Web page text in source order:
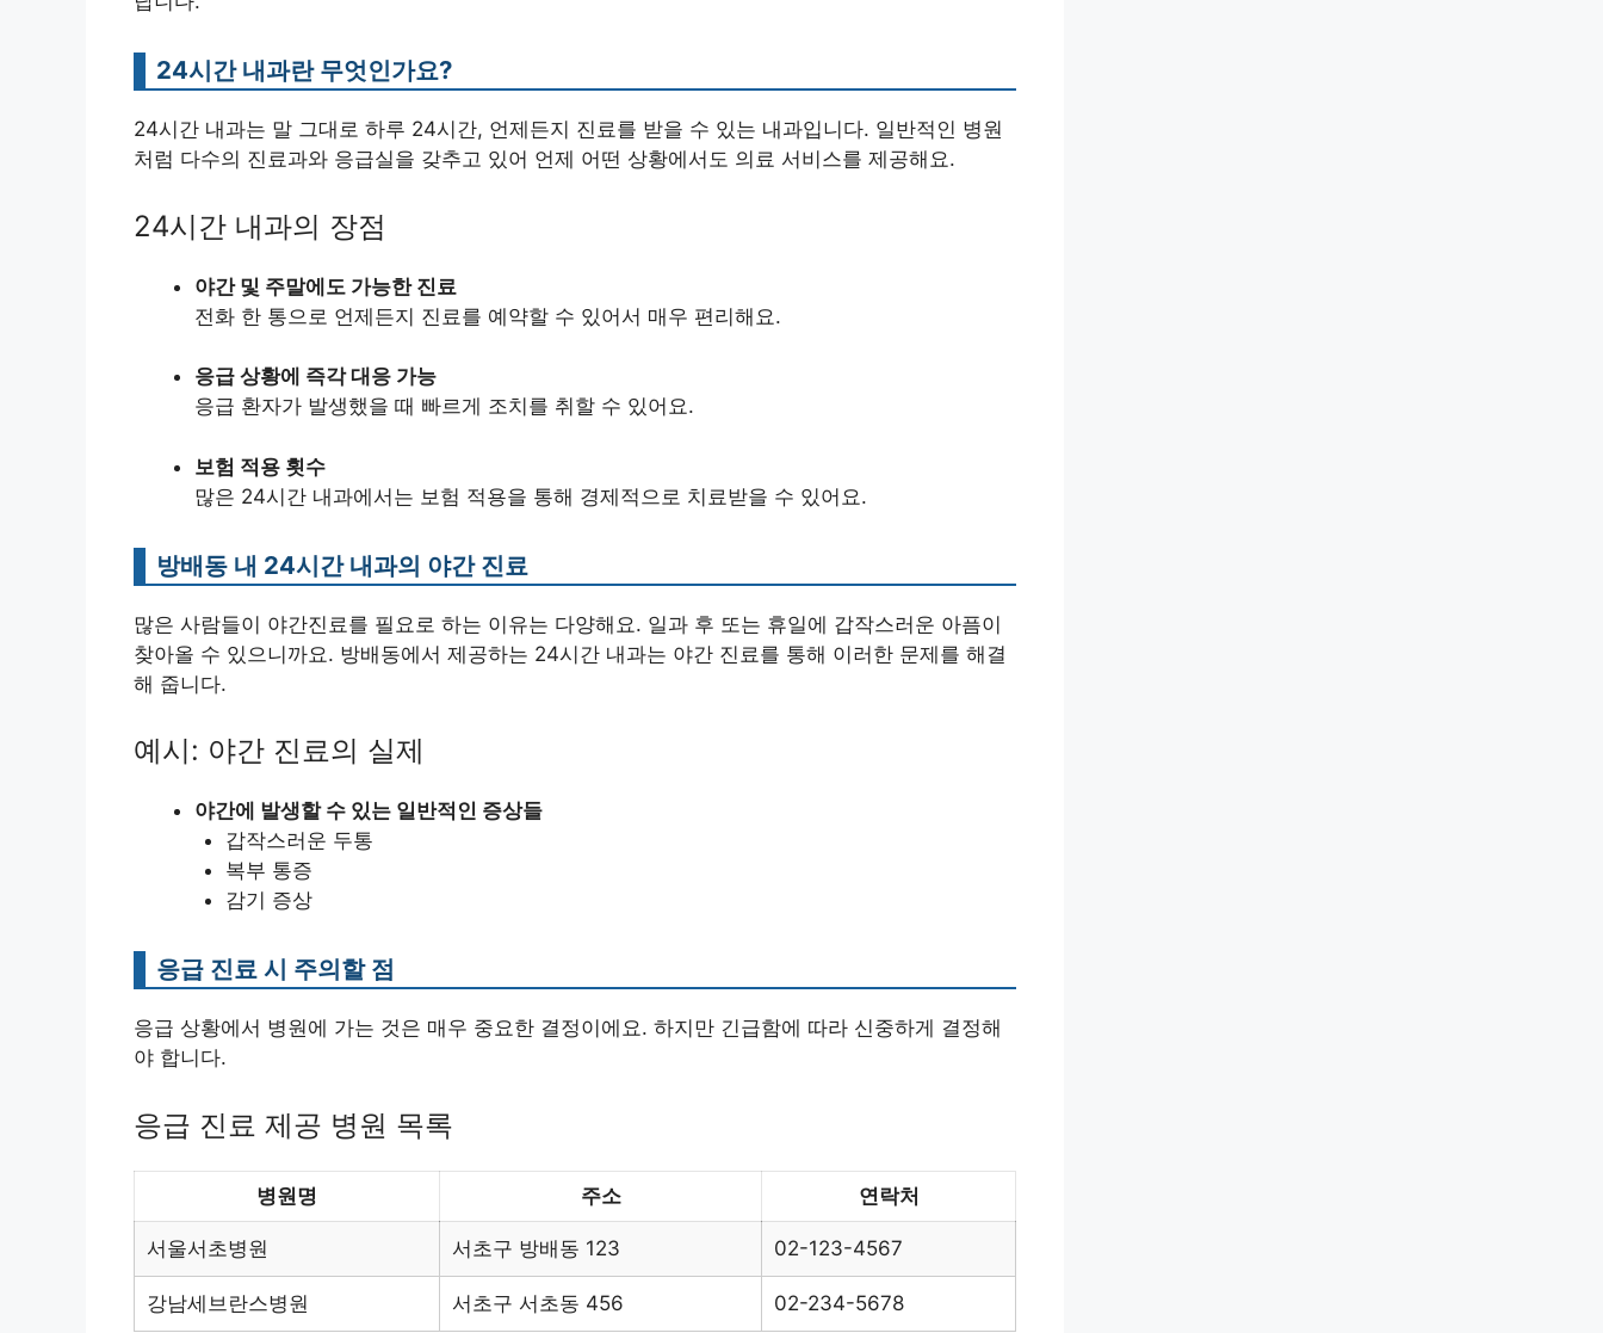
24시간 내과란 무엇인가요?
24시간 내과는 말 그대로 하루 24시간, 언제든지 진료를 받을 수 있는 내과입니다. 일반적인 병원
처럼 다수의 진료과와 응급실을 갖추고 있어 언제 어떤 상황에서도 의료 서비스를 제공해요.
24시간 내과의 장점
야간 및 주말에도 가능한 진료
전화 한 통으로 언제든지 진료를 예약할 수 있어서 매우 편리해요.
응급 상황에 즉각 대응 가능
응급 환자가 발생했을 때 빠르게 조치를 취할 수 있어요.
보험 적용 횟수
많은 24시간 내과에서는 보험 적용을 통해 경제적으로 치료받을 수 있어요.
방배동 내 24시간 내과의 야간 진료
많은 사람들이 야간진료를 필요로 하는 이유는 다양해요. 일과 후 또는 휴일에 갑작스러운 아픔이
찾아올 수 있으니까요. 방배동에서 제공하는 24시간 내과는 야간 진료를 통해 이러한 문제를 해결
해 줍니다.
예시: 야간 진료의 실제
야간에 발생할 수 있는 일반적인 증상들
갑작스러운 두통
복부 통증
감기 증상
응급 진료 시 주의할 점
응급 상황에서 병원에 가는 것은 매우 중요한 결정이에요. 하지만 긴급함에 따라 신중하게 결정해
야 합니다.
응급 진료 제공 병원 목록
병원명 주소 연락처
서울서초병원 서초구 방배동 123 02-123-4567
강남세브란스병원 서초구 서초동 456 02-234-5678